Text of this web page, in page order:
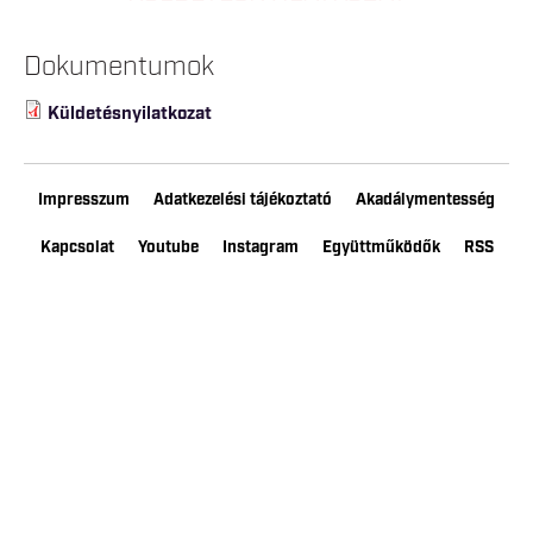
Dokumentumok
Küldetésnyilatkozat
Impresszum Adatkezelési tájékoztató Akadálymentesség
Kapcsolat Youtube Instagram Együttműködők RSS